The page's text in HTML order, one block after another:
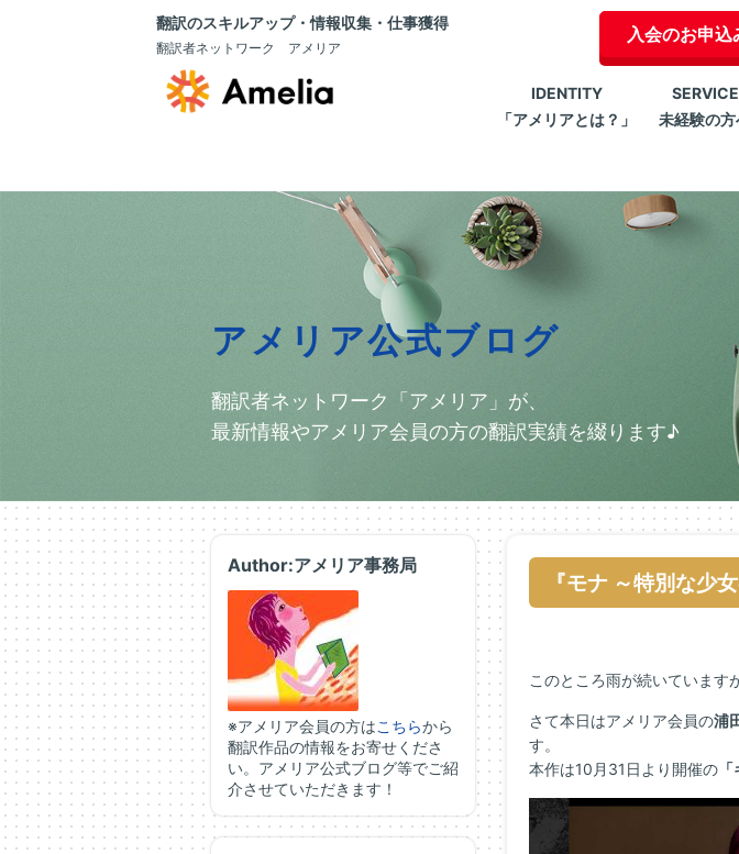
翻訳のスキルアップ・情報収集・仕事獲得
翻訳者ネットワーク アメリア
入会のお申込
IDENTITY
「アメリアとは？」
SERVICE
未経験の
アメリア公式ブログ
翻訳者ネットワーク「アメリア」が、
最新情報やアメリア会員の方の翻訳実績を綴ります♪
『モナ ～特別な少
このところ雨が続いています
さて本日はアメリア会員の浦
す。
本作は10月31日より開催の「
Author:アメリア事務局
※アメリア会員の方はこちらから
翻訳作品の情報をお寄せくださ
い。アメリア公式ブログ等でご紹
介させていただきます！